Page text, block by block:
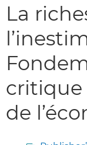
La
critique
de